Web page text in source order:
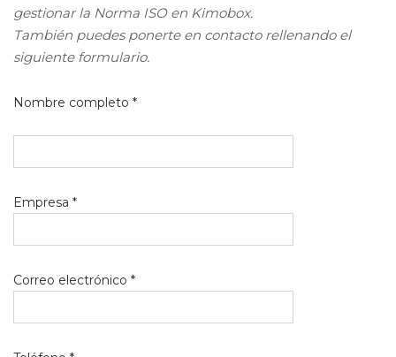
gestionar la Norma ISO en Kimobox.
También puedes ponerte en contacto rellenando el
siguiente formulario.
Nombre completo *
Empresa *
Correo electrónico *